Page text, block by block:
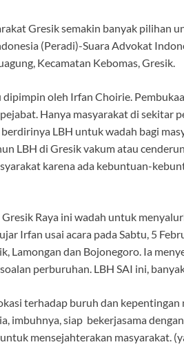
Gresik semakin banyak pilihan
(Peradi)-Suara Advokat
Kecamatan Kebomas, Gresik.
oleh Irfan Choirie.
Hanya masyarakat di sekitar
LBH untuk wadah bagi
LBH di Gresik vakum atau
karena ada kebuntuan-
Raya ini wadah untuk
Irfan usai acara pada Sabtu, 5
Lamongan dan Bojonegoro. Ia
perburuhan. LBH SAI ini,
terhadap buruh dan kepentingan
imbuhnya, siap bekerjasama
mensejahterakan masyarakat.